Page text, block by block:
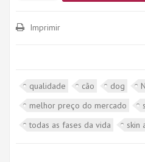
Imprimir
qualidade cão dog
melhor preço do mercado
todas as fases da vida
skin